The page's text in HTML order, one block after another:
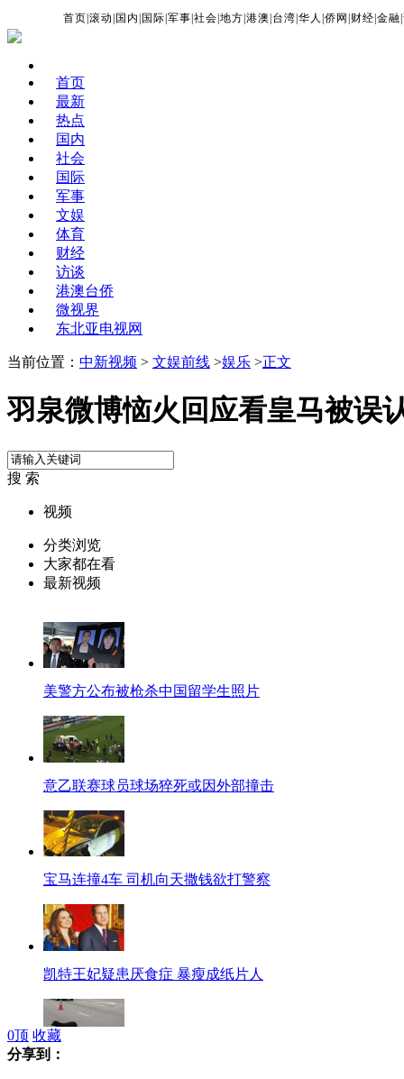
首页 |滚动 国内 国际 |军事 |社会 |地方 |港澳 台湾 |华人 |侨网 财经 |金融 |
首页
最新
热点
国内
社会
国际
军事
文娱
体育
财经
访谈
港澳台侨
微视界
东北亚电视网
当前位置： 中新视频 > 文娱前线 >娱乐 >正文
羽泉微博恼火回应看皇马被误
搜 索
视频
分类浏览
大家都在看
最新视频
美警方公布被枪杀中国留学生照片
意乙联赛球员球场猝死或因外部撞击
宝马连撞4车 司机向天撒钱欲打警察
凯特王妃疑患厌食症 暴瘦成纸片人
0顶 收藏
分享到：